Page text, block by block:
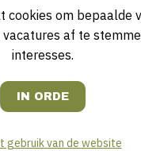
cookies om bepaalde
af te
interesses.
gebruik van de website